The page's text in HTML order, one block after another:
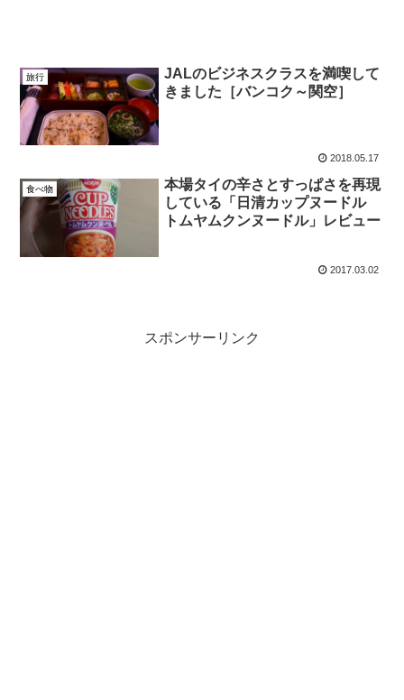
旅行
JALのビジネスクラスを満喫して
きました［バンコク～関空］
2018.05.17
食べ物
本場タイの辛さとすっぱさを再現
している「日清カップヌードル
トムヤムクンヌードル」レビュー
2017.03.02
スポンサーリンク